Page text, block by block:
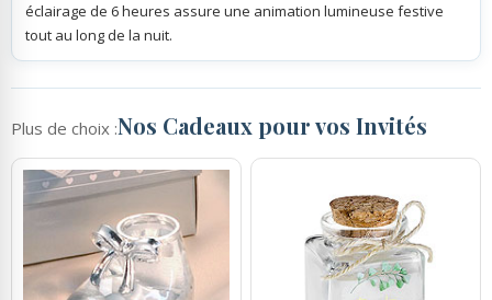
éclairage de 6 heures assure une animation lumineuse festive
tout au long de la nuit.
Plus de choix :Nos Cadeaux pour vos Invités